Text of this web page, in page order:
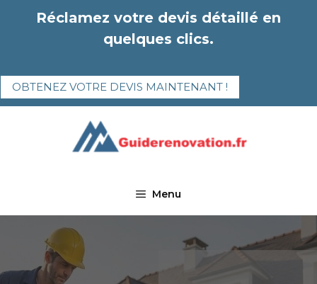
Réclamez votre devis détaillé en
quelques clics.
OBTENEZ VOTRE DEVIS MAINTENANT !
Menu